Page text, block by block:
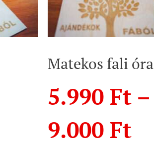
Matekos fali óra
5.990 Ft –
9.000 Ft